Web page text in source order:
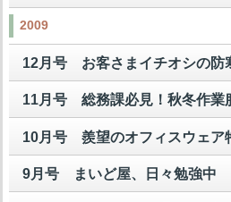
2009
12月号 お客さまイチオシの防
11月号 総務課必見！秋冬作業
10月号 羨望のオフィスウェア
9月号 まいど屋、日々勉強中